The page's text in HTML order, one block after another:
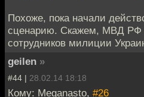
Похоже, пока начали
сценарию. Скажем, МВД РФ
сотрудников милиции
geilen »
#44 | 28.02.14 18:18
Кому: Meganasto, #26